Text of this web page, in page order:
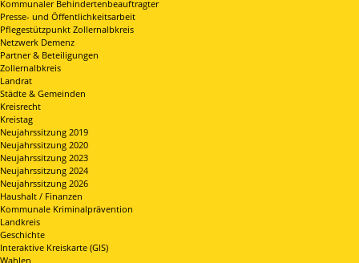
Kommunaler Behindertenbeauftragter
Presse- und Öffentlichkeitsarbeit
Pflegestützpunkt Zollernalbkreis
Netzwerk Demenz
Partner & Beteiligungen
Zollernalbkreis
Landrat
Städte & Gemeinden
Kreisrecht
Kreistag
Neujahrssitzung 2019
Neujahrssitzung 2020
Neujahrssitzung 2023
Neujahrssitzung 2024
Neujahrssitzung 2026
Haushalt / Finanzen
Kommunale Kriminalprävention
Landkreis
Geschichte
Interaktive Kreiskarte (GIS)
Wahlen